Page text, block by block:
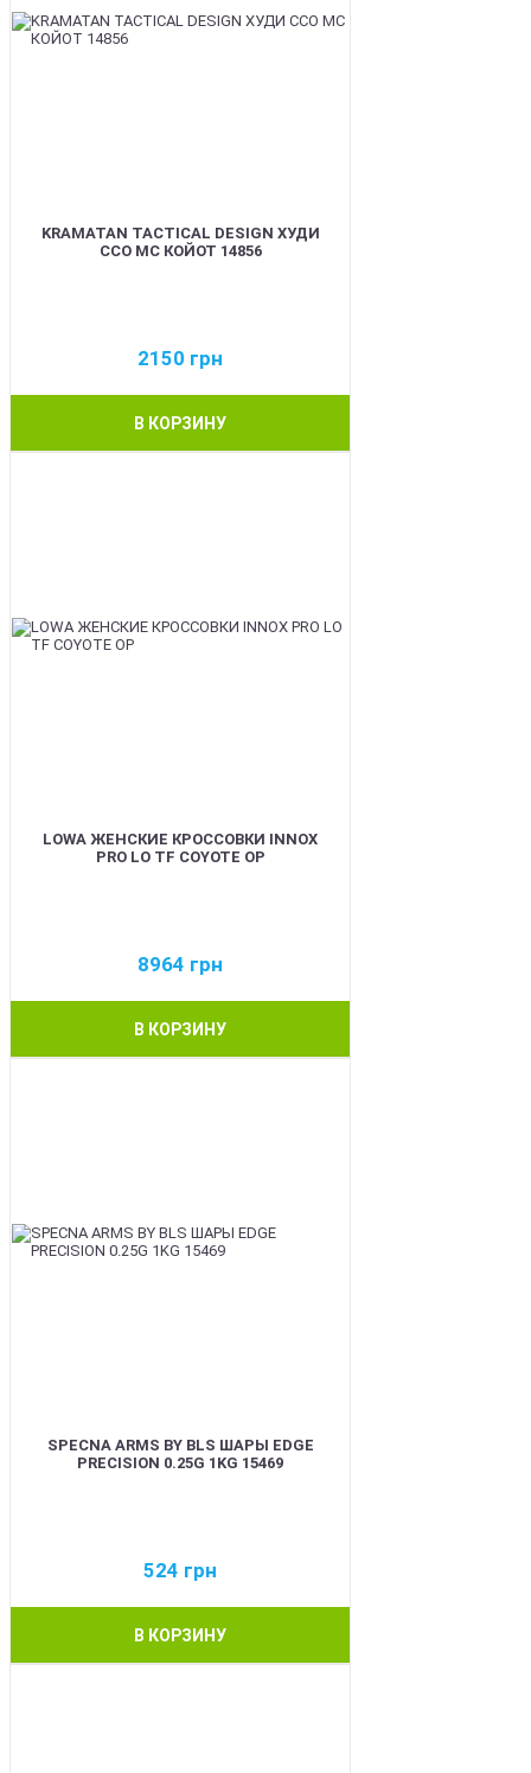
KRAMATAN TACTICAL DESIGN ХУДИ
ССО МС КОЙОТ 14856
2150 грн
В КОРЗИНУ
LOWA ЖЕНСКИЕ КРОССОВКИ INNOX
PRO LO TF COYOTE OP
8964 грн
В КОРЗИНУ
SPECNA ARMS BY BLS ШАРЫ EDGE
PRECISION 0.25G 1KG 15469
524 грн
В КОРЗИНУ